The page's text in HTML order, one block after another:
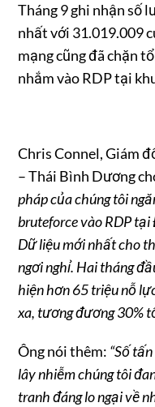
Tháng 9 ghi nhận số
nhất với 31.019.009
mạng cũng đã chặn
nhắm vào RDP tại
Chris Connel, Giám
– Thái Bình Dương
pháp của chúng tôi
bruteforce vào RDP
Dữ liệu mới nhất cho
ngơi nghỉ. Hai tháng
hiện hơn 65 triệu nỗ
xa, tương đương 30%
Ông nói thêm: “Số
lây nhiễm chúng tôi
tranh đáng lo ngại về